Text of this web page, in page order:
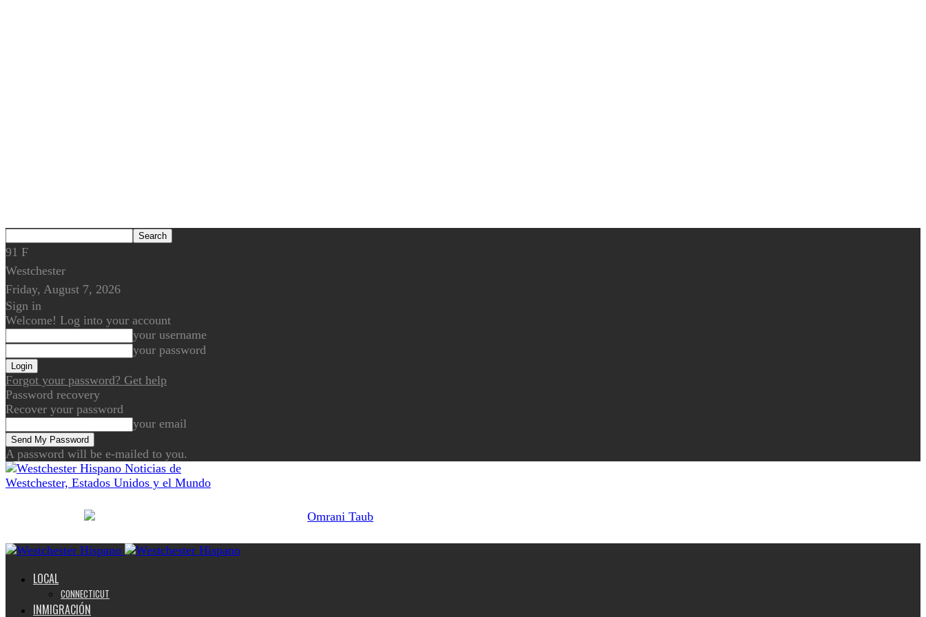
91 F
Westchester
Friday, August 7, 2026
Sign in
Welcome! Log into your account
your username
your password
Forgot your password? Get help
Password recovery
Recover your password
your email
A password will be e-mailed to you.
Noticias de
Westchester, Estados Unidos y el Mundo
LOCAL
CONNECTICUT
INMIGRACIÓN